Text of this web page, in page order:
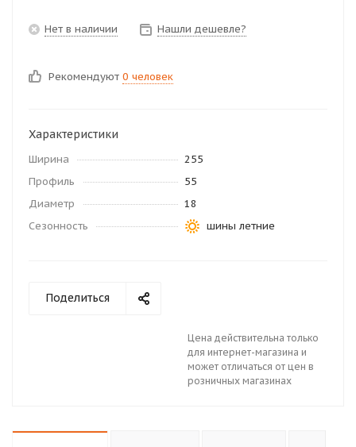
Нет в наличии Нашли дешевле?
Рекомендуют 0 человек
Характеристики
Ширина
255
Профиль
55
Диаметр
18
Сезонность
шины летние
Поделиться
Цена действительна только
для интернет-магазина и
может отличаться от цен в
розничных магазинах